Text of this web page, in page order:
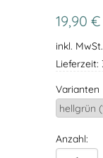
19,90 €
inkl. MwSt.
Varianten
Anzahl: